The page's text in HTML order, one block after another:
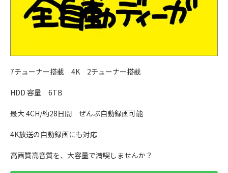
7チューナー搭載 4K 2チューナー搭載
HDD 容量 6TB
最大 4CH/約28日間 ぜんぶ自動録画可能
4K放送の自動録画にも対応
高画質高音質を、大容量で満喫しませんか？